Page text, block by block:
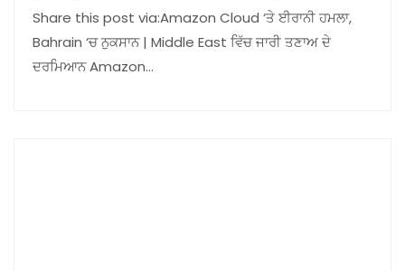
Share this post via:Amazon Cloud ‘ਤੇ ਈਰਾਨੀ ਹਮਲਾ,
Bahrain ‘ਚ ਨੁਕਸਾਨ | Middle East ਵਿੱਚ ਜਾਰੀ ਤਣਾਅ ਦੇ
ਦਰਮਿਆਨ Amazon…